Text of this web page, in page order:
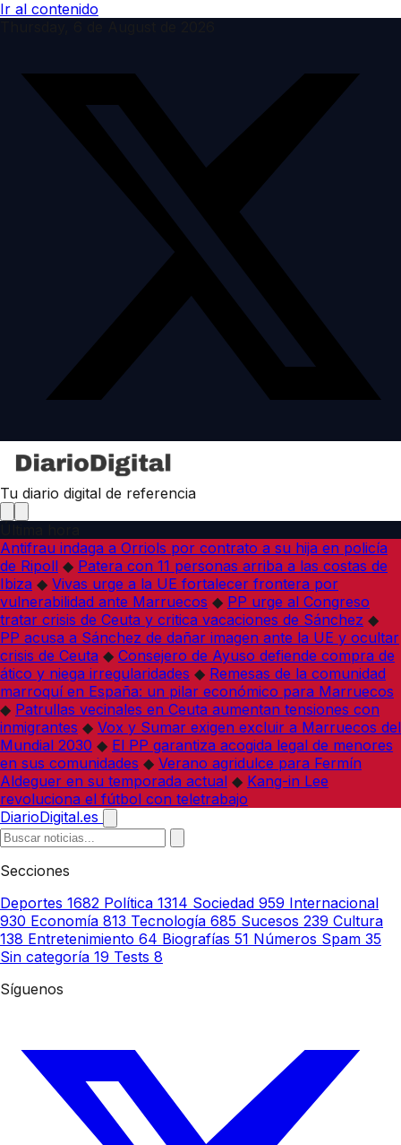
Ir al contenido
Tu diario digital de referencia
Antifrau indaga a Orriols por contrato a su hija en policía
de Ripoll ◆ Patera con 11 personas arriba a las costas de
Ibiza ◆ Vivas urge a la UE fortalecer frontera por
vulnerabilidad ante Marruecos ◆ PP urge al Congreso
tratar crisis de Ceuta y critica vacaciones de Sánchez ◆
PP acusa a Sánchez de dañar imagen ante la UE y ocultar
crisis de Ceuta ◆ Consejero de Ayuso defiende compra de
ático y niega irregularidades ◆ Remesas de la comunidad
marroquí en España: un pilar económico para Marruecos
◆ Patrullas vecinales en Ceuta aumentan tensiones con
inmigrantes ◆ Vox y Sumar exigen excluir a Marruecos del
Mundial 2030 ◆ El PP garantiza acogida legal de menores
en sus comunidades ◆ Verano agridulce para Fermín
Aldeguer en su temporada actual ◆ Kang-in Lee
revoluciona el fútbol con teletrabajo
DiarioDigital.es
Secciones
Deportes 1682 Política 1314 Sociedad 959 Internacional
930 Economía 813 Tecnología 685 Sucesos 239 Cultura
138 Entretenimiento 64 Biografías 51 Números Spam 35
Sin categoría 19 Tests 8
Síguenos